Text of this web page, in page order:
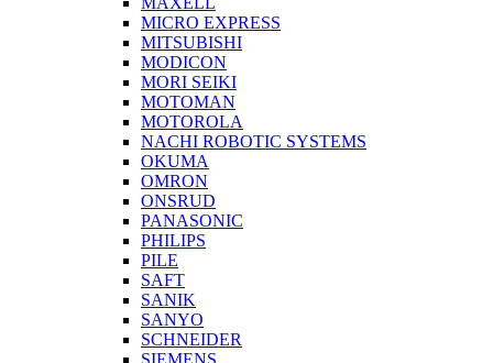
MICRO EXPRESS
MITSUBISHI
MODICON
MORI SEIKI
MOTOMAN
MOTOROLA
NACHI ROBOTIC SYSTEMS
OKUMA
OMRON
ONSRUD
PANASONIC
PHILIPS
PILE
SAFT
SANIK
SANYO
SCHNEIDER
SIEMENS